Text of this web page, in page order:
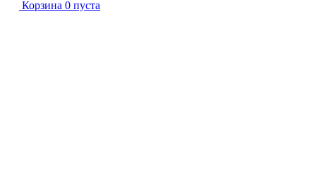
Корзина 0 пуста